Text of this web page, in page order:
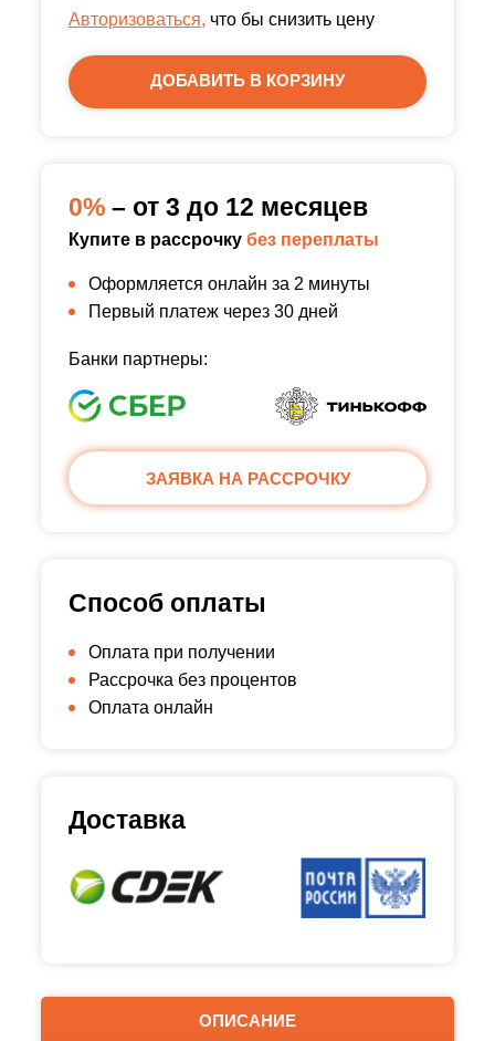
ОПИСАНИЕ
Авторизоваться, что бы снизить цену
ДОБАВИТЬ В КОРЗИНУ
0% – от 3 до 12 месяцев
Купите в рассрочку без переплаты
Оформляется онлайн за 2 минуты
Первый платеж через 30 дней
Банки партнеры:
ЗАЯВКА НА РАССРОЧКУ
Способ оплаты
Оплата при получении
Рассрочка без процентов
Оплата онлайн
Доставка